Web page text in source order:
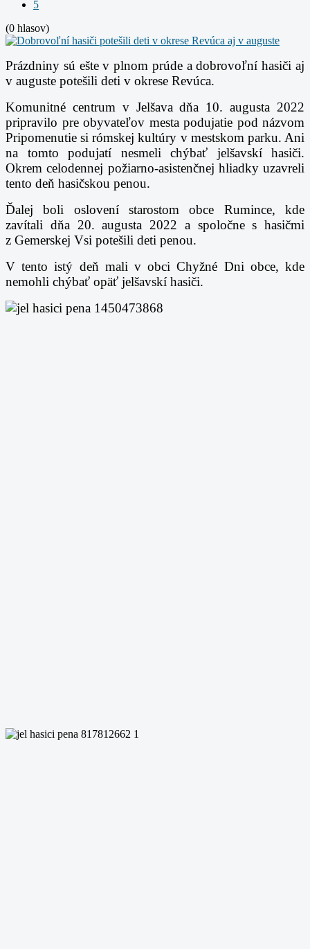
5
(0 hlasov)
Prázdniny sú ešte v plnom prúde a dobrovoľní hasiči aj
v auguste potešili deti v okrese Revúca.
Komunitné centrum v Jelšava dňa 10. augusta 2022
pripravilo pre obyvateľov mesta podujatie pod názvom
Pripomenutie si rómskej kultúry v mestskom parku. Ani
na tomto podujatí nesmeli chýbať jelšavskí hasiči.
Okrem celodennej požiarno-asistenčnej hliadky uzavreli
tento deň hasičskou penou.
Ďalej boli oslovení starostom obce Rumince, kde
zavítali dňa 20. augusta 2022 a spoločne s hasičmi
z Gemerskej Vsi potešili deti penou.
V tento istý deň mali v obci Chyžné Dni obce, kde
nemohli chýbať opäť jelšavskí hasiči.